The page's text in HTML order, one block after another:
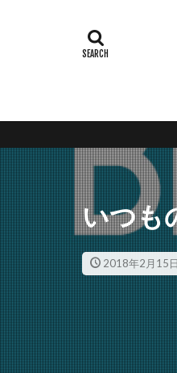
いつも
2018年2月15日